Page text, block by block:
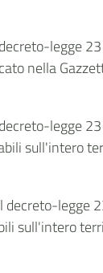
legge
nella
legge
sull'intero
legge
sull'intero